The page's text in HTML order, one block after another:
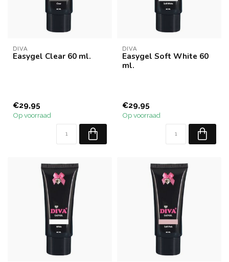
DIVA
Easygel Clear 60 ml.
€29,95
Op voorraad
DIVA
Easygel Soft White 60
ml.
€29,95
Op voorraad